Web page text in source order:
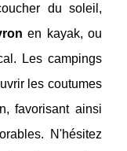
du soleil,
en kayak, ou
Les campings
les coutumes
favorisant ainsi
N'hésitez